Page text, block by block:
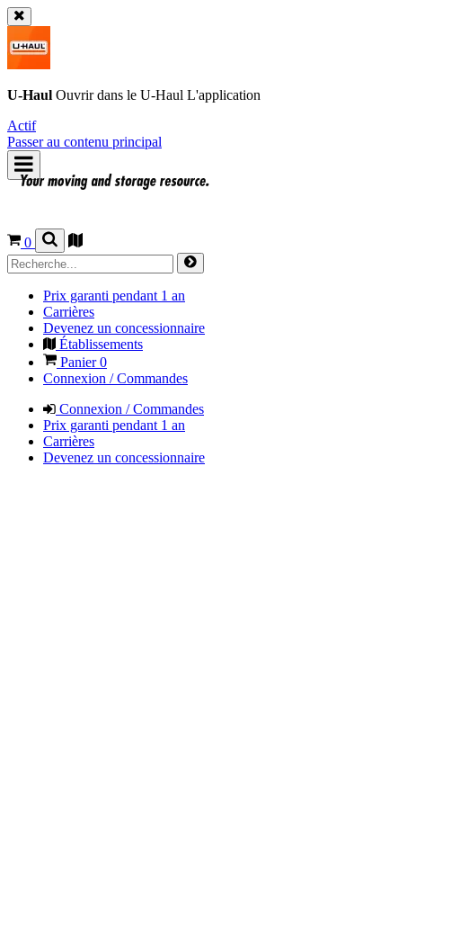
U-Haul Ouvrir dans le U-Haul L'application
Actif
Passer au contenu principal
0
Prix garanti pendant 1 an
Carrières
Devenez un concessionnaire
Établissements
Panier0
Connexion / Commandes
Connexion / Commandes
Prix garanti pendant 1 an
Carrières
Devenez un concessionnaire